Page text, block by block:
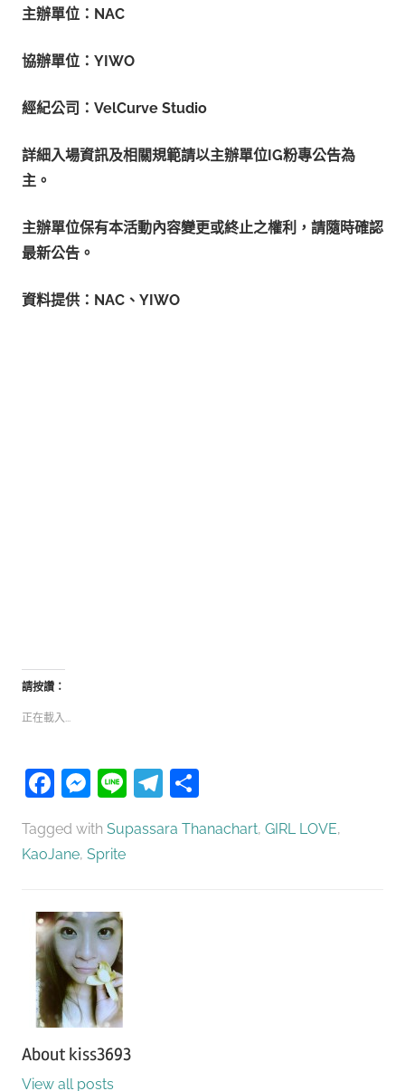
主辦單位：NAC
協辦單位：YIWO
經紀公司：VelCurve Studio
詳細入場資訊及相關規範請以主辦單位IG粉專公告為
主。
主辦單位保有本活動內容變更或終止之權利，請隨時確認
最新公告。
資料提供：NAC 、 YIWO
請按讚：
正在載入...
Facebook
Messenger
LineTelegram
Tagged with Supassara Thanachart, GIRL LOVE,
KaoJane, Sprite
About kiss3693
View all posts